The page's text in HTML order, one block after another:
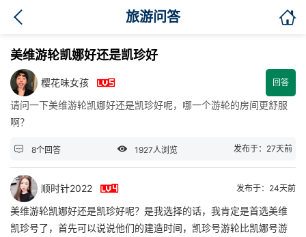
旅游问答 
美维游轮凯娜好还是凯珍好
樱花味女孩  回答
请问一下美维游轮凯娜好还是凯珍好呢，哪一个游轮的房间更舒服
啊？
 8个回答  1927人浏览 发布于：27天前
顺时针2022  发布于：24天前
美维游轮凯娜好还是凯珍好呢？是我选择的话，我肯定是首选美维
凯珍号了，首先可以说说他们的建造时间，凯珍号游轮比凯娜号游